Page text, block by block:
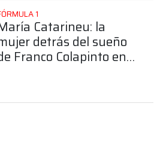
1
Catarineu: la
detrás del sueño
Franco Colapinto en